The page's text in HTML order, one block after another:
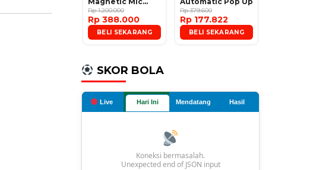
Wireless Clip on
Microphone
Rp 1.200.000
Rp 388.000
BELI SEKARANG
Rp 379.600
Rp 177.822
BELI SEKARANG
SKOR BOLA
Live Hari Ini Mendatang Hasil
Koneksi bermasalah.
Unexpected end of JSON input